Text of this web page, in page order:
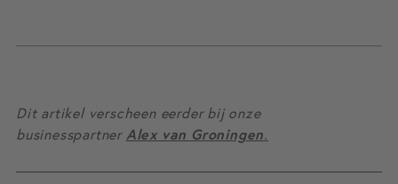
Dit artikel verscheen eerder bij onze
businesspartner Alex van Groningen.